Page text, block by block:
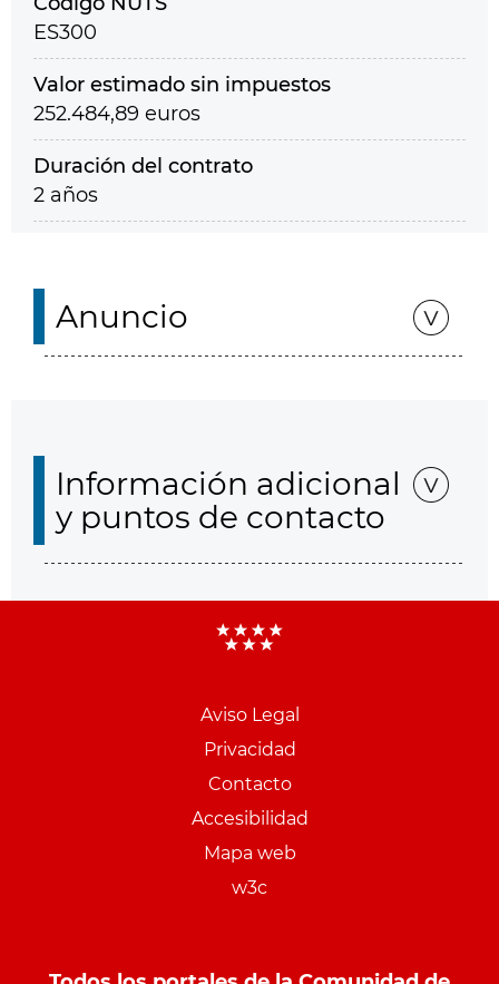
ES300
Valor estimado sin impuestos
252.484,89 euros
Duración del contrato
2 años
Anuncio
Información adicional
y puntos de contacto
Aviso Legal
Privacidad
Contacto
Accesibilidad
Mapa web
w3c